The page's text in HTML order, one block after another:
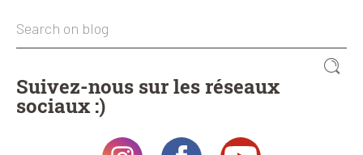
Suivez-nous sur les réseaux
sociaux :)